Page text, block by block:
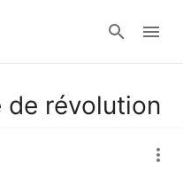
révolution